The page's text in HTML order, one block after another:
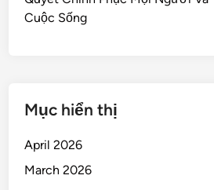
Cuộc Sống
Mục hiển thị
April 2026
March 2026